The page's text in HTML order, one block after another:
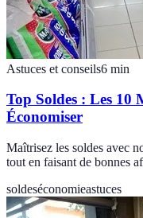
Astuces et conseils6 min
Top Soldes : Les 10
Économiser
Maîtrisez les soldes avec
tout en faisant de bonnes
soldeséconomieastuces